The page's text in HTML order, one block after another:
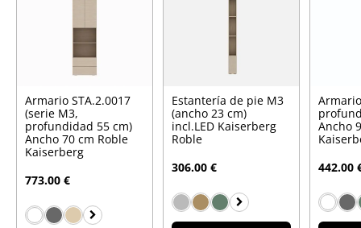
Armario STA.2.0017
(serie M3,
profundidad 55 cm)
Ancho 70 cm Roble
Kaiserberg
773.00 €
Estantería de pie M3
(ancho 23 cm)
incl.LED Kaiserberg
Roble
306.00 €
Ancho
442.00